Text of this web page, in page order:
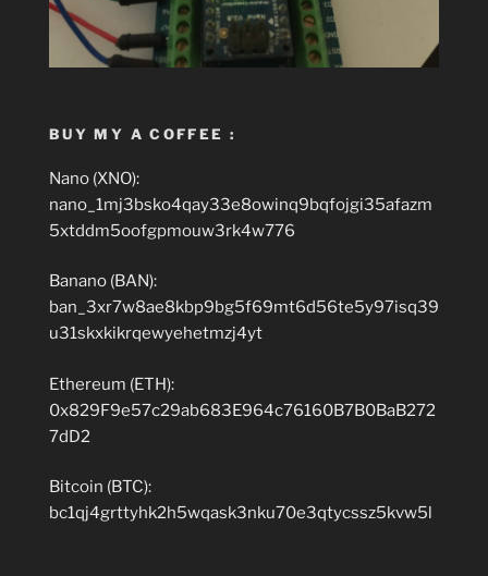
BUY MY A COFFEE :
Nano (XNO):
nano_1mj3bsko4qay33e8owinq9bqfojgi35afazm
5xtddm5oofgpmouw3rk4w776
Banano (BAN):
ban_3xr7w8ae8kbp9bg5f69mt6d56te5y97isq39
u31skxkikrqewyehetmzj4yt
Ethereum (ETH):
0x829F9e57c29ab683E964c76160B7B0BaB272
7dD2
Bitcoin (BTC):
bc1qj4grttyhk2h5wqask3nku70e3qtycssz5kvw5l